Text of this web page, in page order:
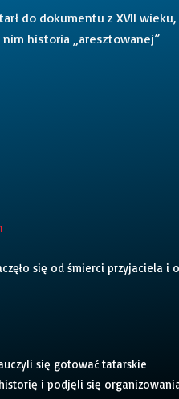
do dokumentu z XVII wieku,
historia „aresztowanej”
się od śmierci przyjaciela i
się gotować tatarskie
i podjęli się